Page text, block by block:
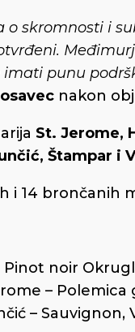
o skromnosti i
punu
nakon
St. Jerome,
Štampar i
i 14 brončanih
noir
– Polemica
–